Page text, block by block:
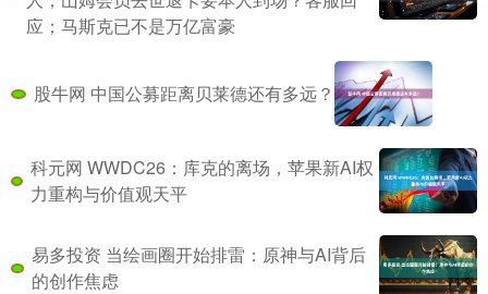
应；马斯克已不是万亿富豪
股牛网 中国公募距离贝莱德还有多远？
科元网 WWDC26：库克的离场，苹果新AI权
力重构与价值观天平
易多投资 当绘画圈开始排雷：原神与AI背后
的创作焦虑